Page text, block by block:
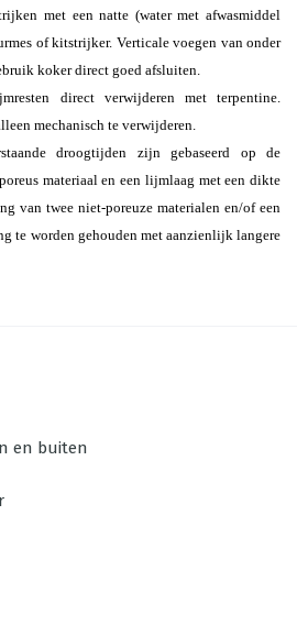
met een natte (water met afwasmiddel
of kitstrijker. Verticale voegen van onder
koker direct goed afsluiten.
direct verwijderen met terpentine.
mechanisch te verwijderen.
droogtijden zijn gebaseerd op de
materiaal en een lijmlaag met een dikte
van twee niet-poreuze materialen en/of een
te worden gehouden met aanzienlijk langere
en buiten